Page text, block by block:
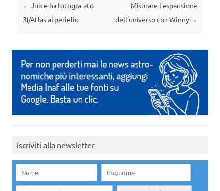
Navigazione articolo
← Juice ha fotografato
3I/Atlas al perielio
Misurare l’espansione
dell’universo con Winny →
Iscriviti alla newsletter